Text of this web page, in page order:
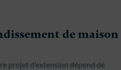
de maison
projet d’extension dépend de